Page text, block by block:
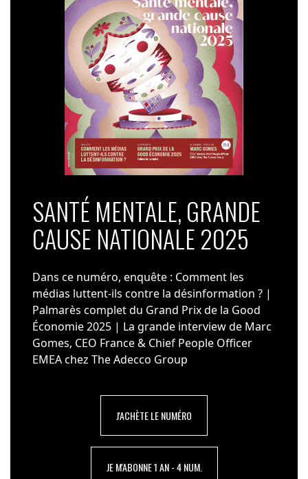
SANTÉ MENTALE, GRANDE
CAUSE NATIONALE 2025
Dans ce numéro, enquête : Comment les
médias luttent-ils contre la désinformation ? |
Palmarès complet du Grand Prix de la Good
Économie 2025 | La grande interview de Marc
Gomes, CEO France & Chief People Officer
EMEA chez The Adecco Group
J'ACHÈTE LE NUMÉRO
JE M'ABONNE 1 AN - 4 NUM.